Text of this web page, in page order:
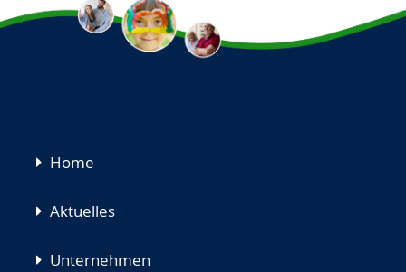
Navigation
Home
Aktuelles
Unternehmen